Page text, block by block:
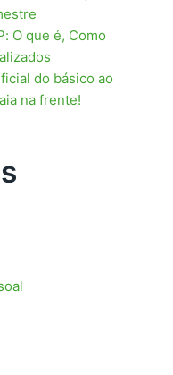
O que é, Como
do básico ao
na frente!